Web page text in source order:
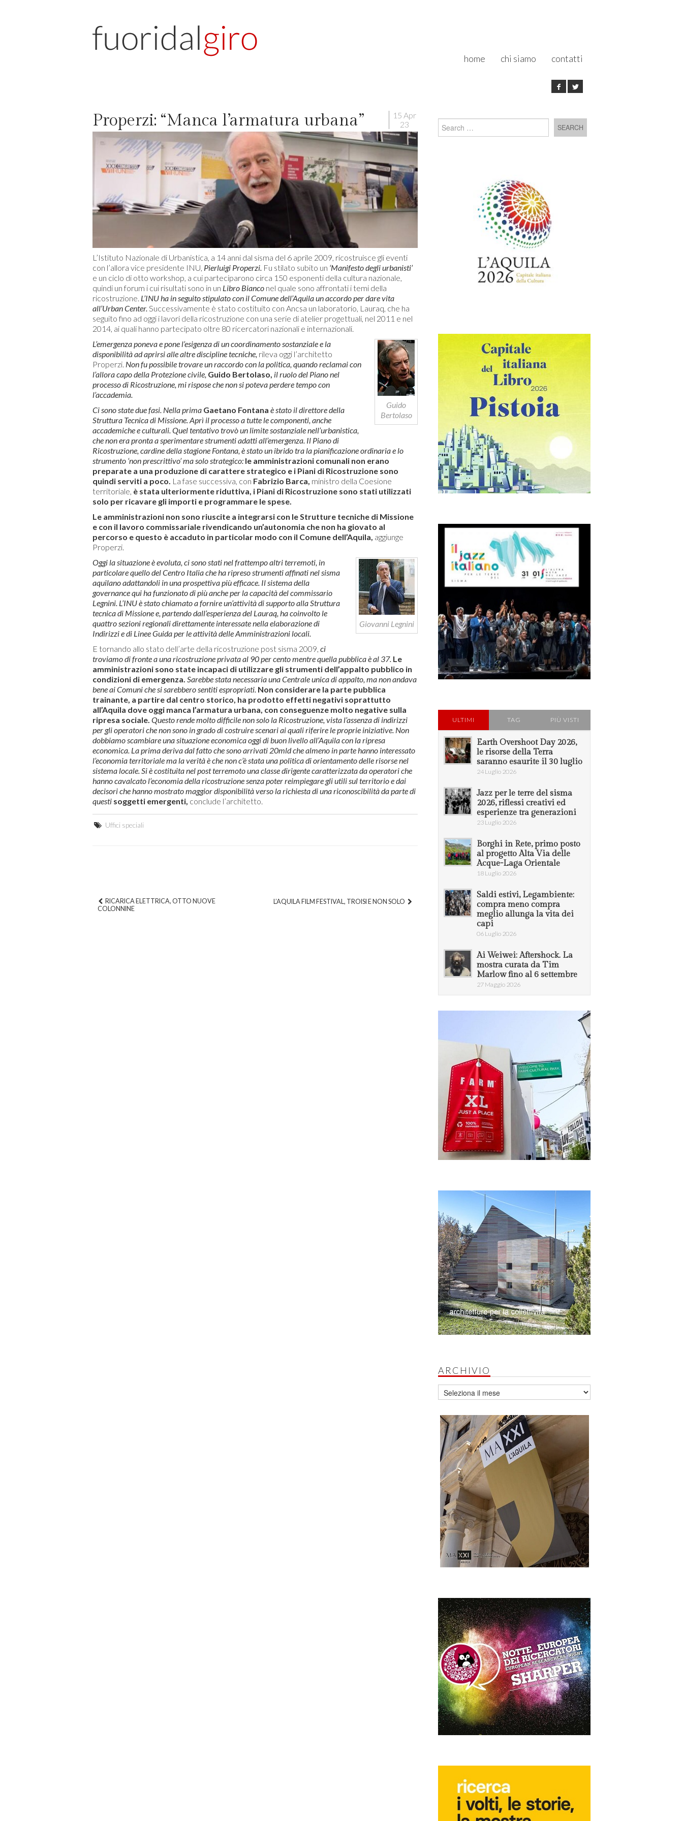
home chi siamo contatti
15 Apr
23
Properzi: “Manca l’armatura urbana”
L’Istituto Nazionale di Urbanistica, a 14 anni dal sisma del 6 aprile 2009, ricostruisce gli eventi
con l’allora vice presidente INU, Pierluigi Properzi. Fu stilato subito un ‘Manifesto degli urbanisti’
e un ciclo di otto workshop, a cui parteciparono circa 150 esponenti della cultura nazionale,
quindi un forum i cui risultati sono in un Libro Bianco nel quale sono affrontati i temi della
ricostruzione. L’INU ha in seguito stipulato con il Comune dell’Aquila un accordo per dare vita
all’Urban Center.Successivamente è stato costituito con Ancsa un laboratorio, Lauraq, che ha
seguito fino ad oggi i lavori della ricostruzione con una serie di atelier progettuali, nel 2011 e nel
2014, ai quali hanno partecipato oltre 80 ricercatori nazionali e internazionali.
Guido
Bertolaso
L’emergenza poneva e pone l’esigenza di un coordinamento sostanziale e la
disponibilità ad aprirsi alle altre discipline tecniche, rileva oggi l’architetto
Properzi. Non fu possibile trovare un raccordo con la politica, quando reclamai con
l’allora capo della Protezione civile, Guido Bertolaso, il ruolo del Piano nel
processo di Ricostruzione, mi rispose che non si poteva perdere tempo con
l’accademia.
Ci sono state due fasi. Nella prima Gaetano Fontana è stato il direttore della
Struttura Tecnica di Missione. Aprì il processo a tutte le componenti, anche
accademiche e culturali. Quel tentativo trovò un limite sostanziale nell’urbanistica,
che non era pronta a sperimentare strumenti adatti all’emergenza. Il Piano di
Ricostruzione, cardine della stagione Fontana, è stato un ibrido tra la pianificazione ordinaria e lo
strumento ‘non prescrittivo’ ma solo strategico: le amministrazioni comunali non erano
preparate a una produzione di carattere strategico e i Piani di Ricostruzione sono
quindi serviti a poco. La fase successiva, con Fabrizio Barca, ministro della Coesione
territoriale, è stata ulteriormente riduttiva, i Piani di Ricostruzione sono stati utilizzati
solo per ricavare gli importi e programmare le spese.
Le amministrazioni non sono riuscite a integrarsi con le Strutture tecniche di Missione
e con il lavoro commissariale rivendicando un’autonomia che non ha giovato al
percorso e questo è accaduto in particolar modo con il Comune dell’Aquila, aggiunge
Properzi.
Giovanni Legnini
Oggi la situazione è evoluta, ci sono stati nel frattempo altri terremoti, in
particolare quello del Centro Italia che ha ripreso strumenti affinati nel sisma
aquilano adattandoli in una prospettiva più efficace. Il sistema della
governance qui ha funzionato di più anche per la capacità del commissario
Legnini. L’INU è stato chiamato a fornire un’attività di supporto alla Struttura
tecnica di Missione e, partendo dall’esperienza del Lauraq, ha coinvolto le
quattro sezioni regionali direttamente interessate nella elaborazione di
Indirizzi e di Linee Guida per le attività delle Amministrazioni locali.
E tornando allo stato dell’arte della ricostruzione post sisma 2009, ci
troviamo di fronte a una ricostruzione privata al 90 per cento mentre quella pubblica è al 37. Le
amministrazioni sono state incapaci di utilizzare gli strumenti dell’appalto pubblico in
condizioni di emergenza. Sarebbe stata necessaria una Centrale unica di appalto, ma non andava
bene ai Comuni che si sarebbero sentiti espropriati. Non considerare la parte pubblica
trainante, a partire dal centro storico, ha prodotto effetti negativi soprattutto
all’Aquila dove oggi manca l’armatura urbana, con conseguenze molto negative sulla
ripresa sociale. Questo rende molto difficile non solo la Ricostruzione, vista l’assenza di indirizzi
per gli operatori che non sono in grado di costruire scenari ai quali riferire le proprie iniziative. Non
dobbiamo scambiare una situazione economica oggi di buon livello all’Aquila con la ripresa
economica. La prima deriva dal fatto che sono arrivati 20mld che almeno in parte hanno interessato
l’economia territoriale ma la verità è che non c’è stata una politica di orientamento delle risorse nel
sistema locale. Si è costituita nel post terremoto una classe dirigente caratterizzata da operatori che
hanno cavalcato l’economia della ricostruzione senza poter reimpiegare gli utili sul territorio e dai
decisori che hanno mostrato maggior disponibilità verso la richiesta di una riconoscibilità da parte di
questi soggetti emergenti, conclude l’architetto.
Uffici speciali
RICARICA ELETTRICA, OTTO NUOVE
COLONNINE
L’AQUILA FILM FESTIVAL, TROISI E NON SOLO
Search for:
ULTIMI TAG PIÙ VISTI
Earth Overshoot Day 2026,
le risorse della Terra
saranno esaurite il 30 luglio
24 Luglio 2026
Jazz per le terre del sisma
2026, riflessi creativi ed
esperienze tra generazioni
23 Luglio 2026
Borghi in Rete, primo posto
al progetto Alta Via delle
Acque-Laga Orientale
18 Luglio 2026
Saldi estivi, Legambiente:
compra meno compra
meglio allunga la vita dei
capi
06 Luglio 2026
Ai Weiwei: Aftershock. La
mostra curata da Tim
Marlow fino al 6 settembre
27 Maggio 2026
ARCHIVIO